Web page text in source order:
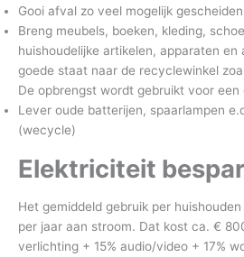
Gooi afval zo veel mogelijk
Breng meubels, boeken, kleding,
huishoudelijke artikelen, apparaten en
goede staat naar de recyclewinkel
De opbrengst wordt gebruikt voor een
Lever oude batterijen, spaarlampen
(wecycle)
Elektriciteit
Het gemiddeld gebruik per
per jaar aan stroom. Dat kost ca. €
verlichting + 15% audio/video + 17%